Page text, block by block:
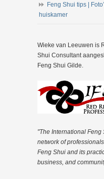
Feng Shui tips |
huiskamer
Wieke van Leeuwen is
Shui Consultant
Feng Shui Gilde.
"The International
network of
Feng Shui and its
business, and